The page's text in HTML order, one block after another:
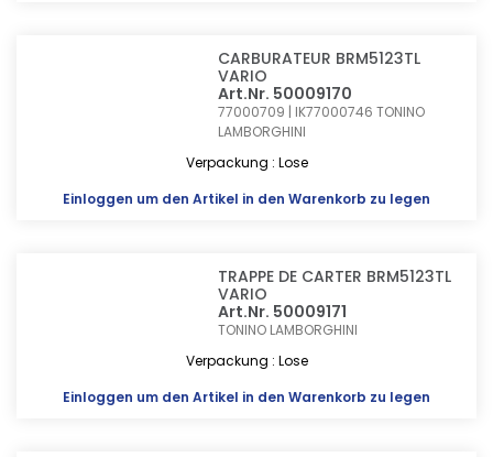
CARBURATEUR BRM5123TL
VARIO
Art.Nr. 50009170
77000709 | IK77000746TONINO
LAMBORGHINI
Verpackung : Lose
Einloggen um den Artikel in den Warenkorb zu legen
TRAPPE DE CARTER BRM5123TL
VARIO
Art.Nr. 50009171
TONINO LAMBORGHINI
Verpackung : Lose
Einloggen um den Artikel in den Warenkorb zu legen